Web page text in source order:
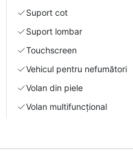
Suport cot
Suport lombar
Touchscreen
Vehicul pentru nefumători
Volan din piele
Volan multifuncțional